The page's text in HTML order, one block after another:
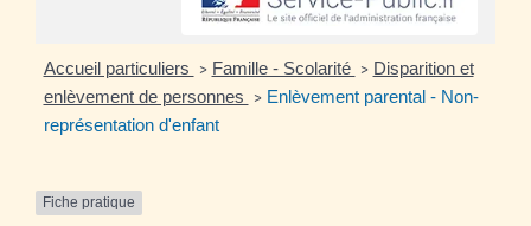
Accueil particuliers > Famille - Scolarité > Disparition et
enlèvement de personnes
> Enlèvement parental - Non-
représentation d'enfant
Fiche pratique